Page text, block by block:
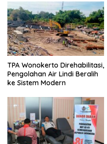
Keselamatan
TPA Wonokerto Direhabilitasi,
Pengolahan Air Lindi Beralih
ke Sistem Modern